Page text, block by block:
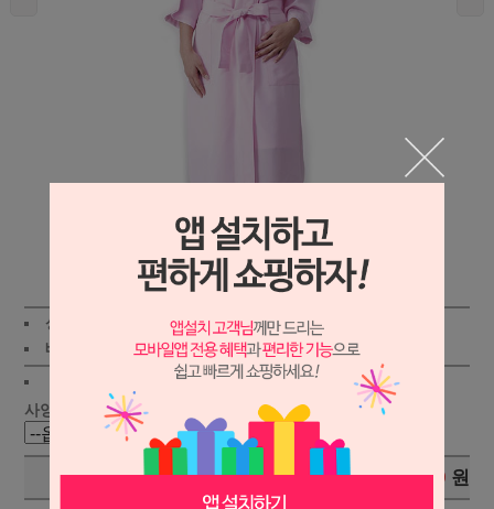
상세보기
상품가 : 35,500원 적립금:240원
배송비 : (조건) ! 지역별 !
사양 :
총 상품 금액 0 원